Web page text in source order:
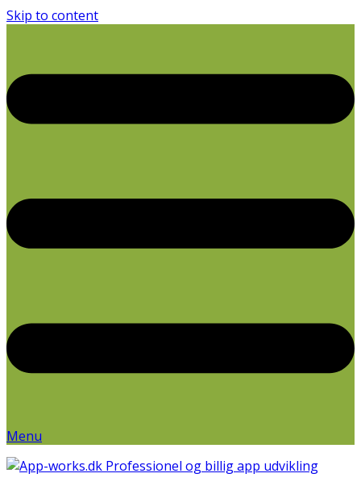
Skip to content
Menu